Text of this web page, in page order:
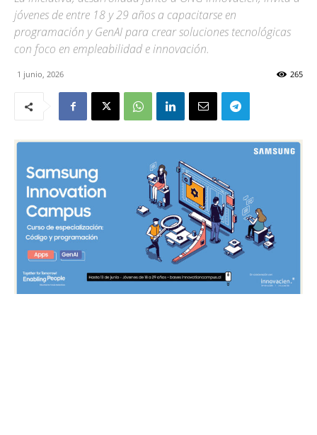
jóvenes de entre 18 y 29 años a capacitarse en
programación y GenAI para crear soluciones tecnológicas
con foco en empleabilidad e innovación.
1 junio, 2026 265